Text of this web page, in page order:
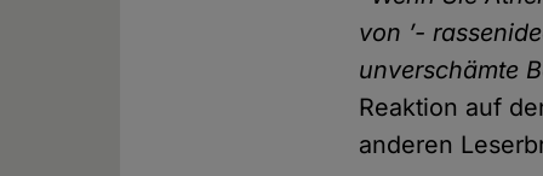
von ’-
unver­schämte
Reaktion auf
anderen